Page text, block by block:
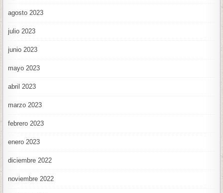
agosto 2023
julio 2023
junio 2023
mayo 2023
abril 2023
marzo 2023
febrero 2023
enero 2023
diciembre 2022
noviembre 2022